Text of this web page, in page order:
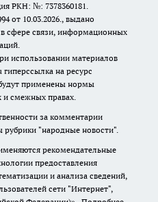
РКН: №: 7378360181.
от 10.03.2026., выдано
сфере связи, информационных
использовании материалов
на ресурс
применены нормы
и смежных правах.
за комментарии
рубрики "народные новости".
рекомендательные
предоставления
и анализа сведений,
сети "Интернет",